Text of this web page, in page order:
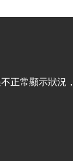
正常顯示狀況